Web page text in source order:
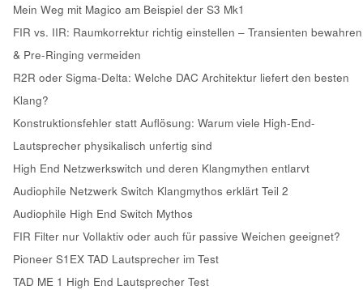
Mein Weg mit Magico am Beispiel der S3 Mk1
FIR vs. IIR: Raumkorrektur richtig einstellen – Transienten bewahren
& Pre-Ringing vermeiden
R2R oder Sigma-Delta: Welche DAC Architektur liefert den besten
Klang?
Konstruktionsfehler statt Auflösung: Warum viele High-End-
Lautsprecher physikalisch unfertig sind
High End Netzwerkswitch und deren Klangmythen entlarvt
Audiophile Netzwerk Switch Klangmythos erklärt Teil 2
Audiophile High End Switch Mythos
FIR Filter nur Vollaktiv oder auch für passive Weichen geeignet?
Pioneer S1EX TAD Lautsprecher im Test
TAD ME 1 High End Lautsprecher Test